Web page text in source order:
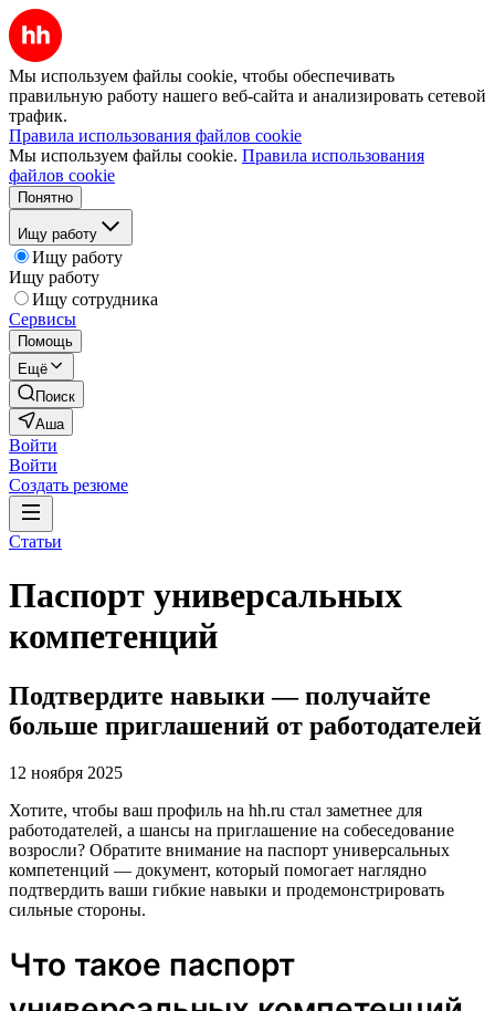
Мы используем файлы cookie, чтобы обеспечивать
правильную работу нашего веб-сайта и анализировать сетевой
трафик.
Правила использования файлов cookie
Мы используем файлы cookie. Правила использования
файлов cookie
Понятно
Ищу работу
Ищу работу
Ищу работу
Ищу сотрудника
Сервисы
Помощь
Ещё
Поиск
Аша
Войти
Войти
Создать резюме
Статьи
Паспорт универсальных
компетенций
Подтвердите навыки — получайте
больше приглашений от работодателей
12 ноября 2025
Хотите, чтобы ваш профиль на hh.ru стал заметнее для
работодателей, а шансы на приглашение на собеседование
возросли? Обратите внимание на паспорт универсальных
компетенций — документ, который помогает наглядно
подтвердить ваши гибкие навыки и продемонстрировать
сильные стороны.
Что такое паспорт